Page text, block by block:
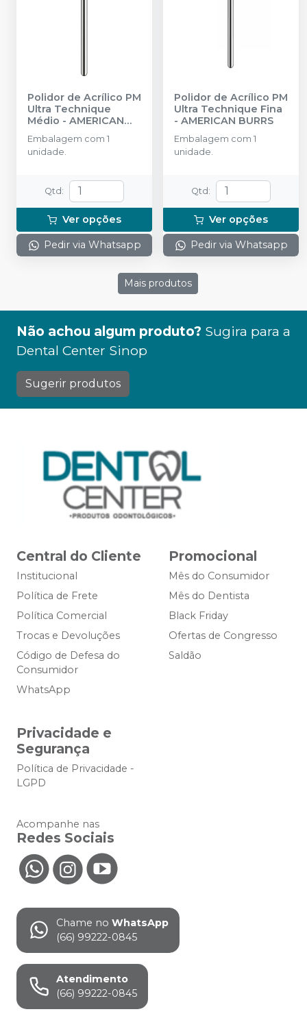
Polidor de Acrílico PM
Ultra Technique
Médio - AMERICAN
BURRS
Embalagem com 1
unidade.
Qtd :
Ver opções
Pedir via Whatsapp
Polidor de Acrílico PM
Ultra Technique Fina
- AMERICAN BURRS
Embalagem com 1
unidade.
Qtd :
Ver opções
Pedir via Whatsapp
Mais produtos
Não achou algum produto? Sugira para a
Dental Center Sinop
Sugerir produtos
Central do Cliente
Institucional
Política de Frete
Política Comercial
Trocas e Devoluções
Código de Defesa do
Consumidor
WhatsApp
Promocional
Mês do Consumidor
Mês do Dentista
Black Friday
Ofertas de Congresso
Saldão
Privacidade e
Segurança
Política de Privacidade -
LGPD
Acompanhe nas
Redes Sociais
Chame no WhatsApp
(66) 99222-0845
Atendimento
(66) 99222-0845